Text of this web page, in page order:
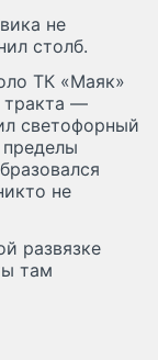
не
столб.
ТК «Маяк»
тракта —
светофорный
не
развязке
там